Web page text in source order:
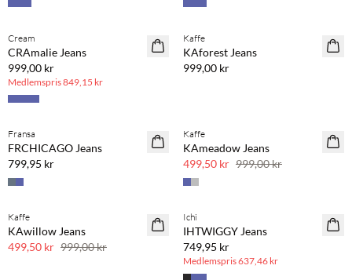
BASIC DEAL
Cream
CRAmalie Jeans
999,00 kr
Medlemspris849,15 kr
Kaffe
KAforest Jeans
999,00 kr
Fransa
FRCHICAGO Jeans
799,95 kr
SAVE20
Kaffe
KAmeadow Jeans
499,50 kr 999,00 kr
SAVE20
Kaffe
KAwillow Jeans
499,50 kr 999,00 kr
BASIC DEAL
Ichi
IHTWIGGY Jeans
749,95 kr
Medlemspris637,46 kr